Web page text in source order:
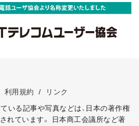
利用規約 /
リンク
いる記事や写真などは、日本の著作権
れています。
日本商工会議所など著